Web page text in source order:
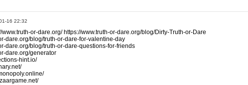
16 22:32
www.truth-or-dare.org/ https://www.truth-or-dare.org/blog/Dirty-Truth-or-Dare
dare.org/blog/truth-or-dare-for-valentine-day
dare.org/blog/truth-or-dare-questions-for-friends
dare.org/generator
hint.io/